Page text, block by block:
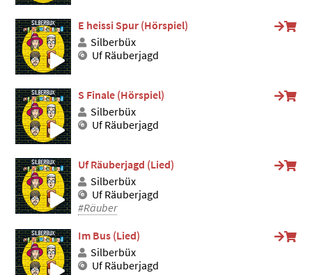
E heissi Spur (Hörspiel)
Silberbüx
Uf Räuberjagd
S Finale (Hörspiel)
Silberbüx
Uf Räuberjagd
Uf Räuberjagd (Lied)
Silberbüx
Uf Räuberjagd
#Räuber
Im Bus (Lied)
Silberbüx
Uf Räuberjagd